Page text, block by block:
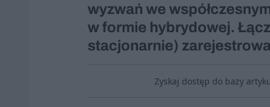
wyzwań we
w formie hybrydowej.
stacjonarnie)
Zyskaj dostęp do bazy